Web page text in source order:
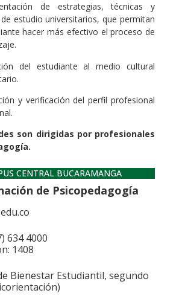
de estrategias, técnicas y
estudio universitarios, que permitan
hacer más efectivo el proceso de
del estudiante al medio cultural
y verificación del perfil profesional
son dirigidas por profesionales
CENTRAL BUCARAMANGA
de Psicopedagogía
634 4000
1408
Bienestar Estudiantil, segundo